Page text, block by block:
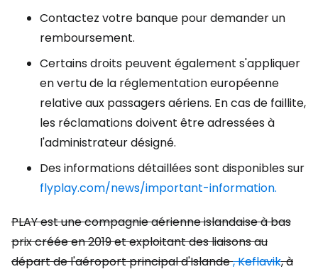
Contactez votre banque pour demander un
remboursement.
Certains droits peuvent également s'appliquer
en vertu de la réglementation européenne
relative aux passagers aériens. En cas de faillite,
les réclamations doivent être adressées à
l'administrateur désigné.
Des informations détaillées sont disponibles sur
flyplay.com/news/important-information.
PLAY est une compagnie aérienne islandaise à bas
prix créée en 2019 et exploitant des liaisons au
départ de l'aéroport principal d'Islande, Keflavik, à